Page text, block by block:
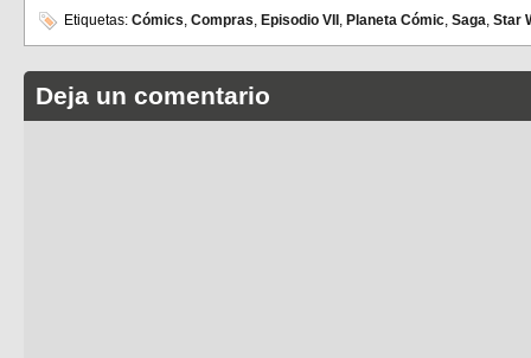
Etiquetas: Cómics, Compras, Episodio VII , Planeta Cómic, Saga, Star
Deja un comentario